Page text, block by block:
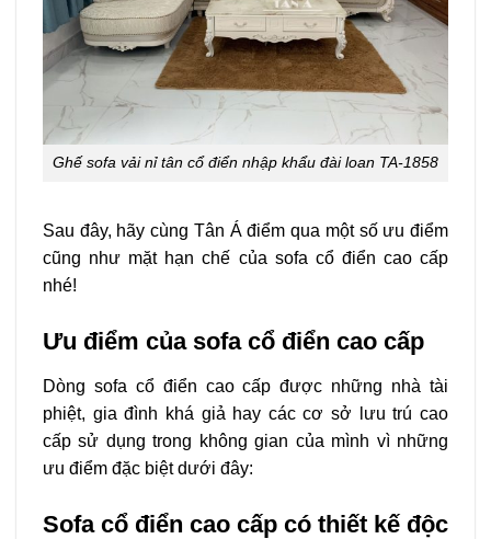
Ghế sofa vải nỉ tân cổ điển nhập khẩu đài loan TA-1858
Sau đây, hãy cùng Tân Á điểm qua một số ưu điểm
cũng như mặt hạn chế của sofa cổ điển cao cấp
nhé!
Ưu điểm của sofa cổ điển cao cấp
Dòng sofa cổ điển cao cấp được những nhà tài
phiệt, gia đình khá giả hay các cơ sở lưu trú cao
cấp sử dụng trong không gian của mình vì những
ưu điểm đặc biệt dưới đây:
Sofa cổ điển cao cấp có thiết kế độc